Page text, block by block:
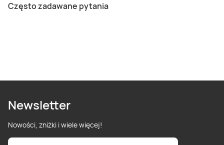
Często zadawane pytania
Newsletter
Nowości, zniżki i wiele więcej!